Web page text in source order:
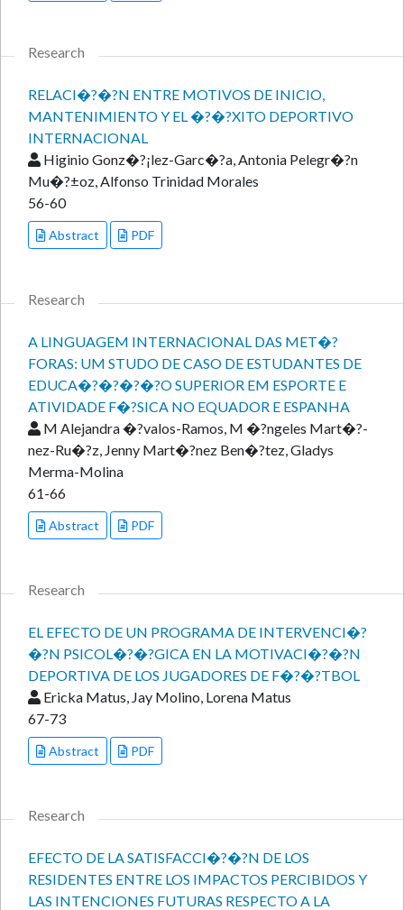
Research
RELACI�?�?N ENTRE MOTIVOS DE INICIO,
MANTENIMIENTO Y EL �?�?XITO DEPORTIVO
INTERNACIONAL
Higinio Gonz�?¡lez-Garc�?­a, Antonia Pelegr�?­n
Mu�?±oz, Alfonso Trinidad Morales
56-60
Abstract PDF
Research
A LINGUAGEM INTERNACIONAL DAS MET�?
FORAS: UM STUDO DE CASO DE ESTUDANTES DE
EDUCA�?�?�?�?O SUPERIOR EM ESPORTE E
ATIVIDADE F�?SICA NO EQUADOR E ESPANHA
M Alejandra �?valos-Ramos, M �?ngeles Mart�?­
nez-Ru�?­z, Jenny Mart�?­nez Ben�?­tez, Gladys
Merma-Molina
61-66
Abstract PDF
Research
EL EFECTO DE UN PROGRAMA DE INTERVENCI�?
�?N PSICOL�?�?GICA EN LA MOTIVACI�?�?N
DEPORTIVA DE LOS JUGADORES DE F�?�?TBOL
Ericka Matus, Jay Molino, Lorena Matus
67-73
Abstract PDF
Research
EFECTO DE LA SATISFACCI�?�?N DE LOS
RESIDENTES ENTRE LOS IMPACTOS PERCIBIDOS Y
LAS INTENCIONES FUTURAS RESPECTO A LA